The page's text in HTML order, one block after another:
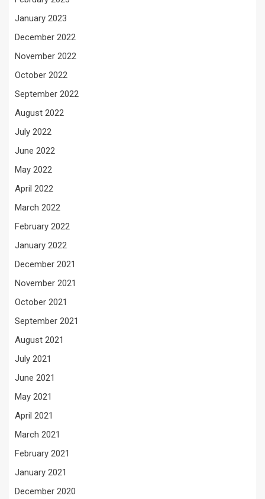
January 2023
December 2022
November 2022
October 2022
September 2022
August 2022
July 2022
June 2022
May 2022
April 2022
March 2022
February 2022
January 2022
December 2021
November 2021
October 2021
September 2021
August 2021
July 2021
June 2021
May 2021
April 2021
March 2021
February 2021
January 2021
December 2020